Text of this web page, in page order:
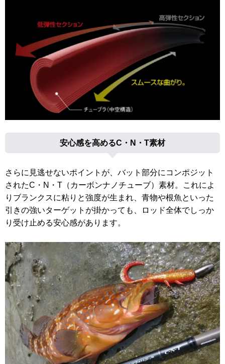
安心感を高めるC・N・T素材
さらに見逃せないポイントが、バット部分にコンポジット
されたC・N・T（カーボンナノチューブ）素材。これによ
りブランクスに粘りと強度が生まれ、青物や根魚といった
引きの強いターゲットが掛かっても、ロッド全体でしっか
り受け止める安心感があります。